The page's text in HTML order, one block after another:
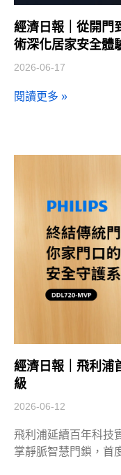
經濟日報｜從開門
術深化居家安全體
2026-06-17
閱讀更多 »
經濟日報｜飛利浦
級
2026-06-12
飛利浦延續百年科技
掌靜脈智慧門鎖，首